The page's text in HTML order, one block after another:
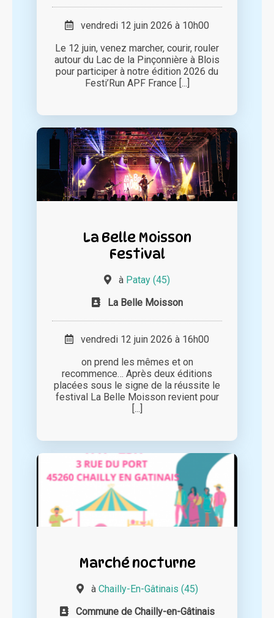
vendredi 12 juin 2026 à 10h00
Le 12 juin, venez marcher, courir, rouler
autour du Lac de la Pinçonnière à Blois
pour participer à notre édition 2026 du
Festi’Run APF France [...]
La Belle Moisson
Festival
à Patay (45)
La Belle Moisson
vendredi 12 juin 2026 à 16h00
on prend les mêmes et on
recommence… Après deux éditions
placées sous le signe de la réussite le
festival La Belle Moisson revient pour
[...]
Marché nocturne
à Chailly-En-Gâtinais (45)
Commune de Chailly-en-Gâtinais